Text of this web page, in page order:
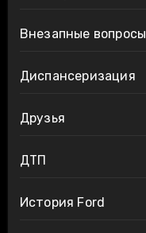
Внезапные вопросы
Диспансеризация
Друзья
ДТП
История Ford